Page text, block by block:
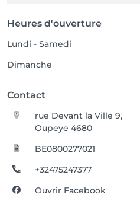
Heures d'ouverture
Lundi - Samedi
Dimanche
Contact
rue Devant la Ville 9,
Oupeye 4680
BE0800277021
+32475247377
Ouvrir Facebook